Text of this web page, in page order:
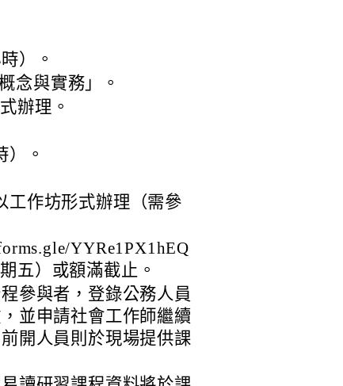
）。
念與實務」。
辦理。
）。
工作坊形式辦理（需參
YYRe1PX1hEQ
五）或額滿截止。
參與者，登錄公務人員
並申請社會工作師繼續
開人員則於現場提供課